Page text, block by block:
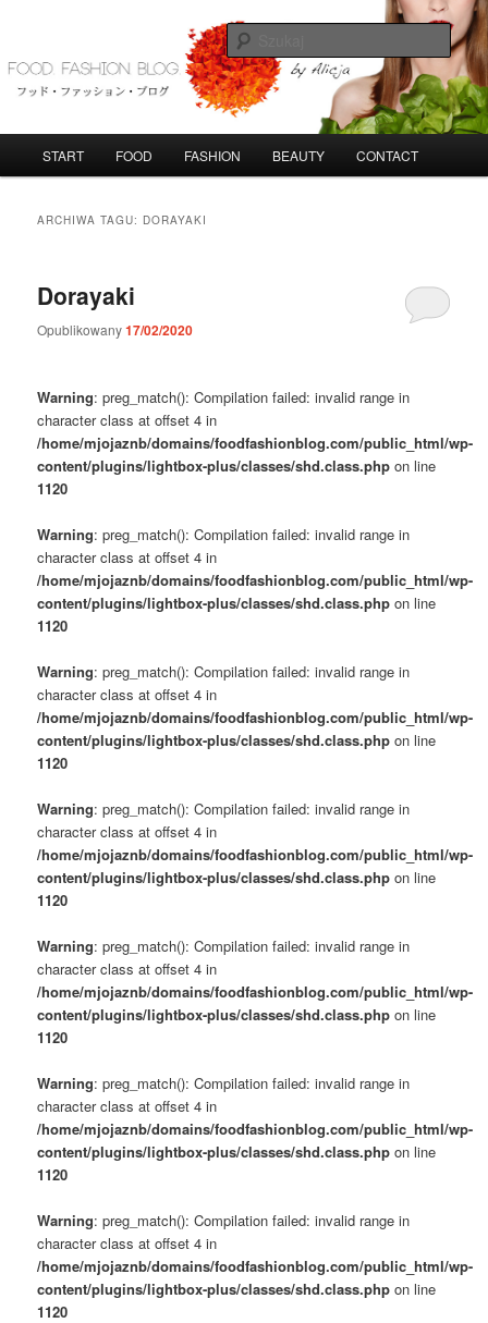
tekstu
widgetów
FoodFashionBlog
START FOOD FASHION BEAUTY CONTACT
ARCHIWA TAGU: DORAYAKI
Dorayaki
Opublikowany17/02/2020
Warning: preg_match(): Compilation failed: invalid range in
character class at offset 4 in
/home/mjojaznb/domains/foodfashionblog.com/public_html/wp-
content/plugins/lightbox-plus/classes/shd.class.php on line
1120
Warning: preg_match(): Compilation failed: invalid range in
character class at offset 4 in
/home/mjojaznb/domains/foodfashionblog.com/public_html/wp-
content/plugins/lightbox-plus/classes/shd.class.php on line
1120
Warning: preg_match(): Compilation failed: invalid range in
character class at offset 4 in
/home/mjojaznb/domains/foodfashionblog.com/public_html/wp-
content/plugins/lightbox-plus/classes/shd.class.php on line
1120
Warning: preg_match(): Compilation failed: invalid range in
character class at offset 4 in
/home/mjojaznb/domains/foodfashionblog.com/public_html/wp-
content/plugins/lightbox-plus/classes/shd.class.php on line
1120
Warning: preg_match(): Compilation failed: invalid range in
character class at offset 4 in
/home/mjojaznb/domains/foodfashionblog.com/public_html/wp-
content/plugins/lightbox-plus/classes/shd.class.php on line
1120
Warning: preg_match(): Compilation failed: invalid range in
character class at offset 4 in
/home/mjojaznb/domains/foodfashionblog.com/public_html/wp-
content/plugins/lightbox-plus/classes/shd.class.php on line
1120
Warning: preg_match(): Compilation failed: invalid range in
character class at offset 4 in
/home/mjojaznb/domains/foodfashionblog.com/public_html/wp-
content/plugins/lightbox-plus/classes/shd.class.php on line
1120